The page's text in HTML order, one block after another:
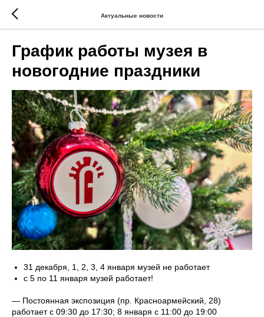
Актуальные новости
График работы музея в
новогодние праздники
31 декабря, 1, 2, 3, 4 января музей не работает
с 5 по 11 января музей работает!
— Постоянная экспозиция (пр. Красноармейский, 28)
работает с 09:30 до 17:30; 8 января с 11:00 до 19:00